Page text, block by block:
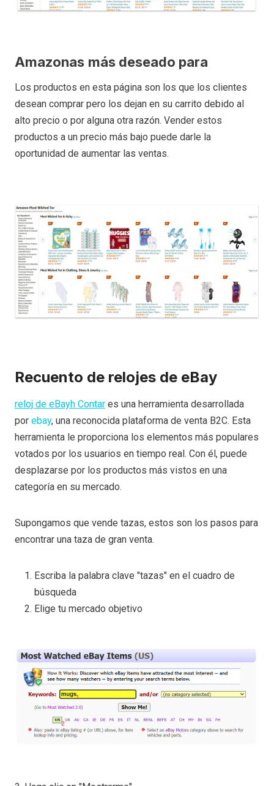
Amazonas más deseado para
Los productos en esta página son los que los clientes
desean comprar pero los dejan en su carrito debido al
alto precio o por alguna otra razón. Vender estos
productos a un precio más bajo puede darle la
oportunidad de aumentar las ventas.
Recuento de relojes de eBay
reloj de eBayh Contar es una herramienta desarrollada
por ebay, una reconocida plataforma de venta B2C. Esta
herramienta le proporciona los elementos más populares
votados por los usuarios en tiempo real. Con él, puede
desplazarse por los productos más vistos en una
categoría en su mercado.
Supongamos que vende tazas, estos son los pasos para
encontrar una taza de gran venta.
Escriba la palabra clave "tazas" en el cuadro de
búsqueda
Elige tu mercado objetivo